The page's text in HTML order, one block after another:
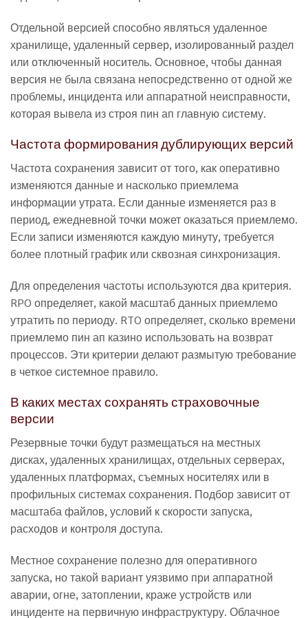
Отдельной версией способно являться удаленное
хранилище, удаленный сервер, изолированный раздел
или отключенный носитель. Основное, чтобы данная
версия не была связана непосредственно от одной же
проблемы, инцидента или аппаратной неисправности,
которая вывела из строя пин ап главную систему.
Частота формирования дублирующих версий
Частота сохранения зависит от того, как оперативно
изменяются данные и насколько приемлема
информации утрата. Если данные изменяется раз в
период, ежедневной точки может оказаться приемлемо.
Если записи изменяются каждую минуту, требуется
более плотный график или сквозная синхронизация.
Для определения частоты используются два критерия.
RPO определяет, какой масштаб данных приемлемо
утратить по периоду. RTO определяет, сколько времени
приемлемо пин ап казино использовать на возврат
процессов. Эти критерии делают размытую требование
в четкое системное правило.
В каких местах сохранять страховочные
версии
Резервные точки будут размещаться на местных
дисках, удаленных хранилищах, отдельных серверах,
удаленных платформах, съемных носителях или в
профильных системах сохранения. Подбор зависит от
масштаба файлов, условий к скорости запуска,
расходов и контроля доступа.
Местное сохранение полезно для оперативного
запуска, но такой вариант уязвимо при аппаратной
аварии, огне, затоплении, краже устройств или
инциденте на первичную инфраструктуру. Облачное